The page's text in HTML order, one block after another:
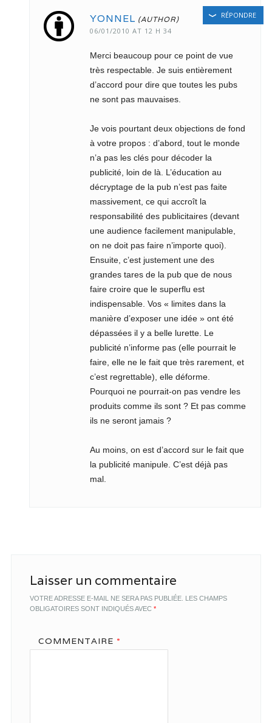
YONNEL
06/01/2010 AT 12 H 34
Merci beaucoup pour ce point de vue
très respectable. Je suis entièrement
d’accord pour dire que toutes les pubs
ne sont pas mauvaises.
Je vois pourtant deux objections de fond
à votre propos : d’abord, tout le monde
n’a pas les clés pour décoder la
publicité, loin de là. L’éducation au
décryptage de la pub n’est pas faite
massivement, ce qui accroît la
responsabilité des publicitaires (devant
une audience facilement manipulable,
on ne doit pas faire n’importe quoi).
Ensuite, c’est justement une des
grandes tares de la pub que de nous
faire croire que le superflu est
indispensable. Vos « limites dans la
manière d’exposer une idée » ont été
dépassées il y a belle lurette. Le
publicité n’informe pas (elle pourrait le
faire, elle ne le fait que très rarement, et
c’est regrettable), elle déforme.
Pourquoi ne pourrait-on pas vendre les
produits comme ils sont ? Et pas comme
ils ne seront jamais ?
Au moins, on est d’accord sur le fait que
la publicité manipule. C’est déjà pas
mal.
RÉPONDRE
Laisser un commentaire
VOTRE ADRESSE E-MAIL NE SERA PAS PUBLIÉE. LES CHAMPS
OBLIGATOIRES SONT INDIQUÉS AVEC *
COMMENTAIRE *